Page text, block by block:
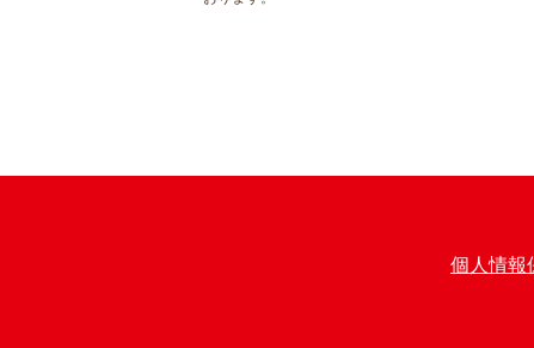
個人情報